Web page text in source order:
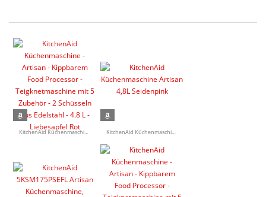
KitchenAid Küchen­ma­schine - Artisan - Kippbarem Food Processor - Teigknet­ma­schine mit 5 Zubehör - 2 Schüsseln aus Edelstahl - 4.8 L - Liebes­apfel Rot KitchenAid Küchen­ma­schine Artisan 4,8L Seidenpink